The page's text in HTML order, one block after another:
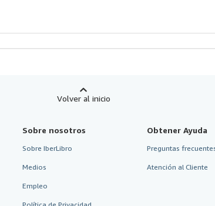
Volver al inicio
Sobre nosotros
Sobre IberLibro
Medios
Empleo
Obtener Ayuda
Preguntas
Atención al Cliente